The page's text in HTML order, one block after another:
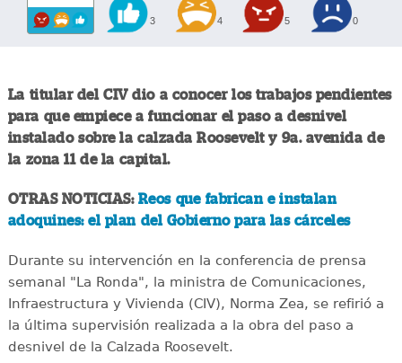
3 4 5 0
La titular del CIV dio a conocer los trabajos pendientes
para que empiece a funcionar el paso a desnivel
instalado sobre la calzada Roosevelt y 9a. avenida de
la zona 11 de la capital.
OTRAS NOTICIAS: Reos que fabrican e instalan
adoquines: el plan del Gobierno para las cárceles
Durante su intervención en la conferencia de prensa
semanal "La Ronda", la ministra de Comunicaciones,
Infraestructura y Vivienda (CIV), Norma Zea, se refirió a
la última supervisión realizada a la obra del paso a
desnivel de la Calzada Roosevelt.